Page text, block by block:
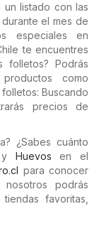
un listado con las
el mes de
especiales en
te encuentres
folletos? Podrás
como
Buscando
precios de
¿Sabes cuánto
Huevos en el
para conocer
podrás
favoritas,